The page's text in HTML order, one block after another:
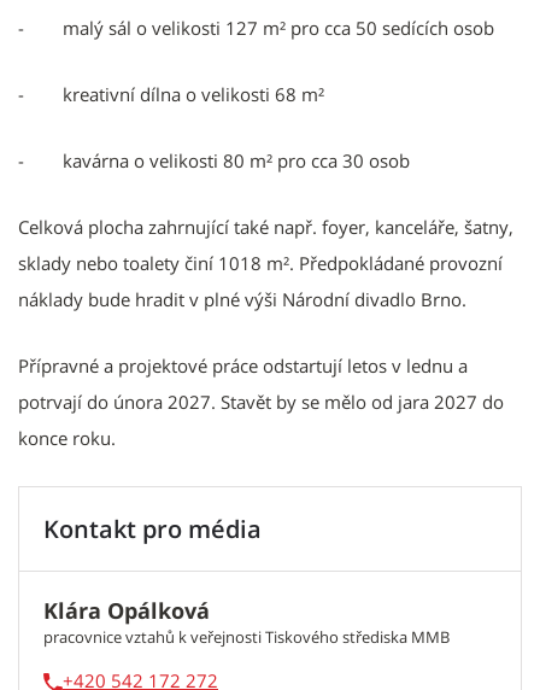
- malý sál o velikosti 127 m² pro cca 50 sedících osob
- kreativní dílna o velikosti 68 m²
- kavárna o velikosti 80 m² pro cca 30 osob
Celková plocha zahrnující také např. foyer, kanceláře, šatny,
sklady nebo toalety činí 1018 m². Předpokládané provozní
náklady bude hradit v plné výši Národní divadlo Brno.
Přípravné a projektové práce odstartují letos v lednu a
potrvají do února 2027. Stavět by se mělo od jara 2027 do
konce roku.
Kontakt pro média
Klára Opálková
pracovnice vztahů k veřejnosti Tiskového střediska MMB
+420 542 172 272